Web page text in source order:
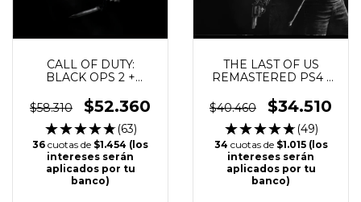
CALL OF DUTY:
BLACK OPS 2 +
PS5
$58.310 $52.360
(63)
36 cuotas de $1.454 (los
intereses serán
aplicados por tu
banco)
THE LAST OF US
REMASTERED PS4 |
$40.460
$34.510
(49)
34 cuotas de $1.015 (los
intereses serán
aplicados por tu
banco)